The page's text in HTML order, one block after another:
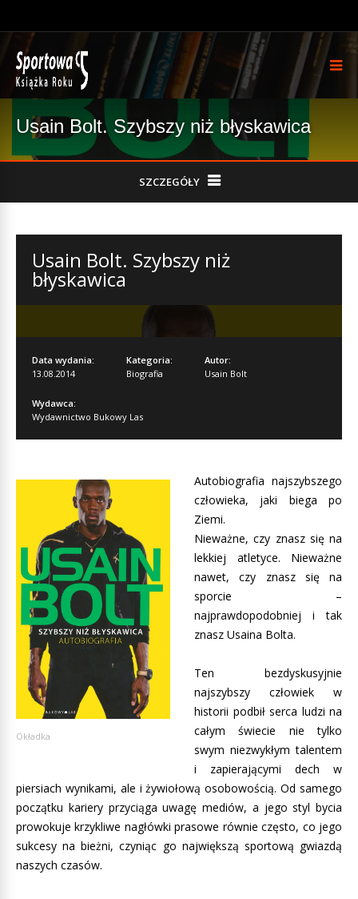
Usain Bolt. Szybszy niż błyskawica
SZCZEGÓŁY
Usain Bolt. Szybszy niż
błyskawica
Data wydania:
13.08.2014
Kategoria:
Biografia
Autor:
Usain Bolt
Wydawca:
Wydawnictwo Bukowy Las
Okładka
Autobiografia najszybszego
człowieka, jaki biega po
Ziemi.
Nieważne, czy znasz się na
lekkiej atletyce. Nieważne
nawet, czy znasz się na
sporcie –
najprawdopodobniej i tak
znasz Usaina Bolta.
Ten bezdyskusyjnie
najszybszy człowiek w
historii podbił serca ludzi na
całym świecie nie tylko
swym niezwykłym talentem
i zapierającymi dech w
piersiach wynikami, ale i żywiołową osobowością. Od samego
początku kariery przyciąga uwagę mediów, a jego styl bycia
prowokuje krzykliwe nagłówki prasowe równie często, co jego
sukcesy na bieżni, czyniąc go największą sportową gwiazdą
naszych czasów.